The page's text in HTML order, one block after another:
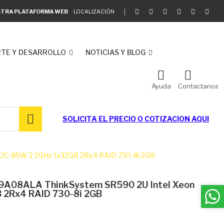
PLATAFORMA WEB LOCALIZACIÓN
Y DESARROLLO NOTICIAS Y BLOG
Ayuda Contactanos
SOLICITA EL PRECIO O COTIZACION AQUI
85W 2 2GHz 1x32GB 2Rx4 RAID 730-8i 2GB
ThinkSystem SR590 2U Intel Xeon
2Rx4 RAID 730-8i 2GB